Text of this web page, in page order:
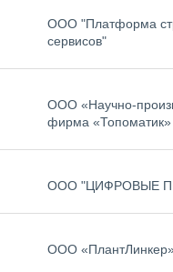
ООО "Платформа
сервисов"
ООО «Научно-
фирма «Топоматик»
ООО "ЦИФРОВЫЕ
ООО